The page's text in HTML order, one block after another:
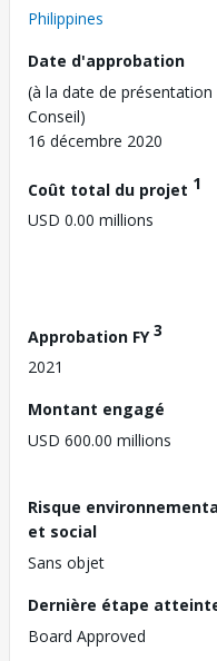
Philippines
Date d'approbation
(à la date de présentation
Conseil)
16 décembre 2020
Coût total du projet 1
USD 0.00 millions
Approbation FY3
2021
Montant engagé
USD 600.00 millions
Risque
et social
Sans objet
Dernière étape
Board Approved